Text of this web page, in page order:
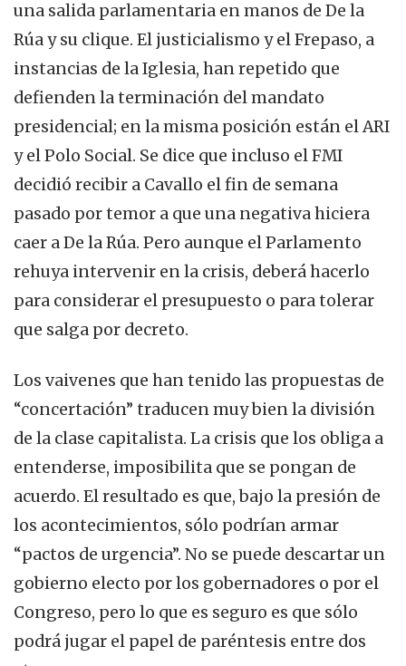
una salida parlamentaria en manos de De la
Rúa y su clique. El justicialismo y el Frepaso, a
instancias de la Iglesia, han repetido que
defienden la terminación del mandato
presidencial; en la misma posición están el ARI
y el Polo Social. Se dice que incluso el FMI
decidió recibir a Cavallo el fin de semana
pasado por temor a que una negativa hiciera
caer a De la Rúa. Pero aunque el Parlamento
rehuya intervenir en la crisis, deberá hacerlo
para considerar el presupuesto o para tolerar
que salga por decreto.
Los vaivenes que han tenido las propuestas de
“concertación” traducen muy bien la división
de la clase capitalista. La crisis que los obliga a
entenderse, imposibilita que se pongan de
acuerdo. El resultado es que, bajo la presión de
los acontecimientos, sólo podrían armar
“pactos de urgencia”. No se puede descartar un
gobierno electo por los gobernadores o por el
Congreso, pero lo que es seguro es que sólo
podrá jugar el papel de paréntesis entre dos